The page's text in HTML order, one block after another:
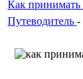
Как
Путеводитель -